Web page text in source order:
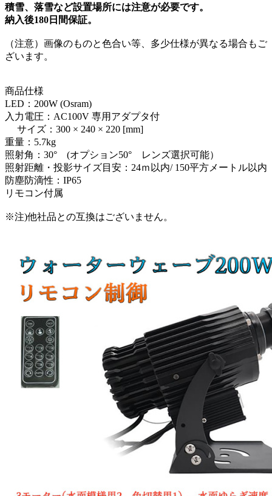
積雪、落雪など設置場所には注意が必要です。
納入後180日間保証。
（注意）画像のものと色合い等、多少仕様が異なる場合もご
ざいます。
商品仕様
LED：200W (Osram)
入力電圧：AC100V 専用アダプタ付
サイズ：300 × 240 × 220 [mm]
重量：5.7kg
照射角：30° (オプション50° レンズ選択可能）
照射距離・投影サイズ目安：24ｍ以内/ 150平方メートル以内
防塵防滴性：IP65
リモコン付属
※注)他社品との互換はございません。